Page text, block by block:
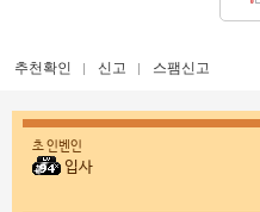
추천확인 신고 스팸신고
초 인벤인
입사